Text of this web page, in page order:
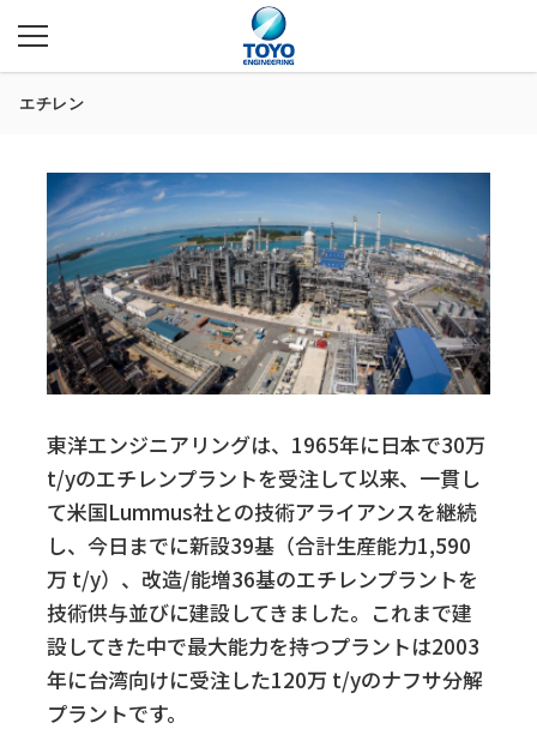
エチレン
東洋エンジニアリングは、1965年に日本で30万
t/yのエチレンプラントを受注して以来、一貫し
て米国Lummus社との技術アライアンスを継続
し、今日までに新設39基（合計生産能力1,590
万 t/y）、改造/能増36基のエチレンプラントを
技術供与並びに建設してきました。これまで建
設してきた中で最大能力を持つプラントは2003
年に台湾向けに受注した120万 t/yのナフサ分解
プラントです。